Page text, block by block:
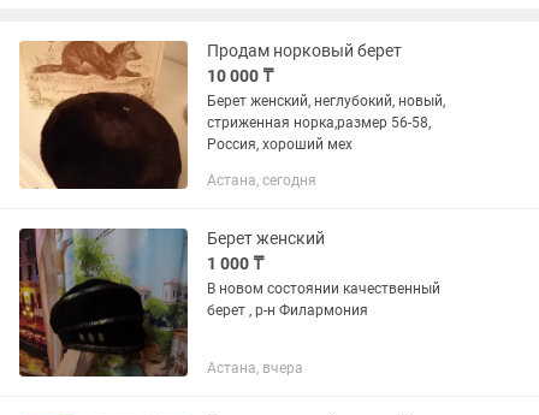
Продам норковый берет
10 000 ₸
Берет женский, неглубокий, новый,
стриженная норка,размер 56-58,
Россия, хороший мех
Астана, сегодня
Берет женский
1 000 ₸
В новом состоянии качественный
берет , р-н Филармония
Астана, вчера